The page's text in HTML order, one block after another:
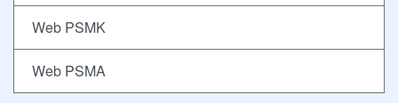
Web PSMK
Web PSMA